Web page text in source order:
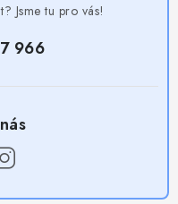
Jsme tu pro vás!
966